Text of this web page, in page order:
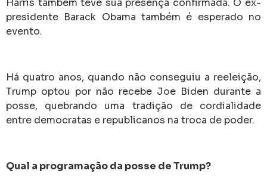
Harris também teve sua presença confirmada. O ex-
presidente Barack Obama também é esperado no
evento.
Há quatro anos, quando não conseguiu a reeleição,
Trump optou por não recebe Joe Biden durante a
posse, quebrando uma tradição de cordialidade
entre democratas e republicanos na troca de poder.
Qual a programação da posse de Trump?